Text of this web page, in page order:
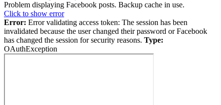
Problem displaying Facebook posts. Backup cache in use.
Click to show error
Error: Error validating access token: The session has been
invalidated because the user changed their password or Facebook
has changed the session for security reasons. Type:
OAuthException